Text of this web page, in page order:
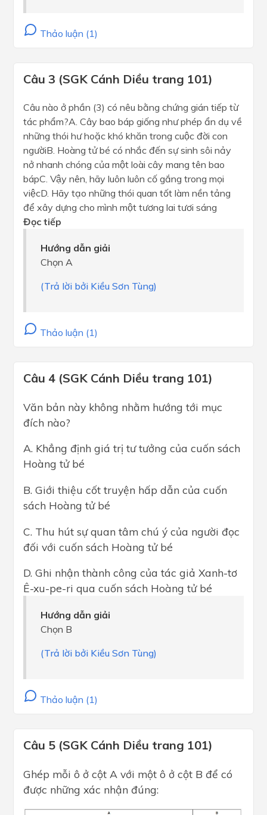
Thảo luận (1)
Câu 3 (SGK Cánh Diều trang 101)
Câu nào ở phần (3) có nêu bằng chứng gián tiếp từ
tác phẩm?A. Cây bao báp giống như phép ẩn dụ về
những thói hư hoặc khó khăn trong cuộc đời con
ngườiB. Hoàng tử bé có nhắc đến sự sinh sôi nảy
nở nhanh chóng của một loài cây mang tên bao
bápC. Vậy nên, hãy luôn luôn cố gắng trong mọi
việcD. Hãy tạo những thói quan tốt làm nền tảng
để xây dựng cho mình một tương lai tươi sáng
Đọc tiếp
Hướng dẫn giải
Chọn A
(Trả lời bởi Kiều Sơn Tùng)
Thảo luận (1)
Câu 4 (SGK Cánh Diều trang 101)
Văn bản này không nhằm hướng tới mục
đích nào?
A. Khẳng định giá trị tư tưởng của cuốn sách
Hoàng tử bé
B. Giới thiệu cốt truyện hấp dẫn của cuốn
sách Hoàng tử bé
C. Thu hút sự quan tâm chú ý của người đọc
đối với cuốn sách Hoàng tử bé
D. Ghi nhận thành công của tác giả Xanh-tơ
Ê-xu-pe-ri qua cuốn sách Hoàng tử bé
Hướng dẫn giải
Chọn B
(Trả lời bởi Kiều Sơn Tùng)
Thảo luận (1)
Câu 5 (SGK Cánh Diều trang 101)
Ghép mỗi ô ở cột A với một ô ở cột B để có
được những xác nhận đúng: